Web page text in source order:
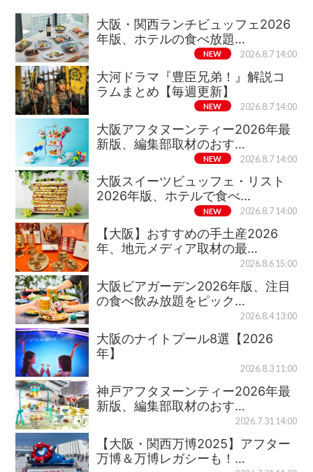
大阪・関西ランチビュッフェ2026
年版、ホテルの食べ放題…
NEW 2026.8.7 14:00
大河ドラマ『豊臣兄弟！』解説コ
ラムまとめ【毎週更新】
NEW 2026.8.7 14:00
大阪アフタヌーンティー2026年最
新版、編集部取材のおす…
NEW 2026.8.7 14:00
大阪スイーツビュッフェ・リスト
2026年版、ホテルで食べ…
NEW 2026.8.7 14:00
【大阪】おすすめの手土産2026
年、地元メディア取材の最…
2026.8.6 15:00
大阪ビアガーデン2026年版、注目
の食べ飲み放題をピック…
2026.8.4 13:00
大阪のナイトプール8選【2026
年】
2026.8.3 11:00
神戸アフタヌーンティー2026年最
新版、編集部取材のおす…
2026.7.31 14:00
【大阪・関西万博2025】アフター
万博＆万博レガシーも！…